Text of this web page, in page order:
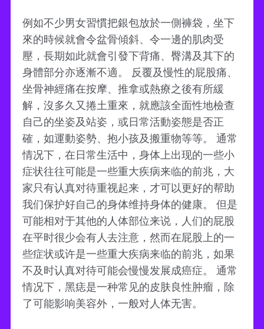
例如不少男女習慣把銀包放於一側褲袋，坐下
來的時候就會令盆骨傾斜、令一邊的肌肉受
壓，長期如此就會引發下背痛、臀溝及其下的
身體部分亦逐漸不適。 反覆及慢性的屁股痛、
坐骨神經痛在按摩、推拿或熱療之後有所緩
解，沒多久又捲土重來，就應該全面性地檢查
自己的坐姿及站姿，或日常活動姿態是否正
確，如運動姿勢、抱小孩及搬重物等等。 通常
情况下，在日常生活中，身体上出现的一些小
症状往往可能是一些重大疾病来临的前兆，大
家只有认真对待重视起来，才可以更好的帮助
我们保护好自己的身体维持身体的健康。 但是
可能相对于其他的人体部位来说，人们的屁股
在平时很少会有人去注意，然而在屁股上的一
些症状或许是一些重大疾病来临的前兆，如果
不及时认真对待可能会慢慢发展成癌症。 通常
情况下，黑痣是一种常见的皮肤良性肿瘤，除
了可能影响美容外，一般对人体无害。